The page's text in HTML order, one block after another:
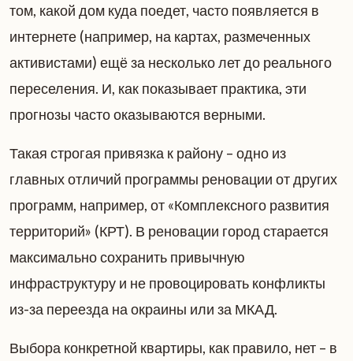
том, какой дом куда поедет, часто появляется в
интернете (например, на картах, размеченных
активистами) ещё за несколько лет до реального
переселения. И, как показывает практика, эти
прогнозы часто оказываются верными.
Такая строгая привязка к району – одно из
главных отличий программы реновации от других
программ, например, от «Комплексного развития
территорий» (КРТ). В реновации город старается
максимально сохранить привычную
инфраструктуру и не провоцировать конфликты
из-за переезда на окраины или за МКАД.
Выбора конкретной квартиры, как правило, нет – в